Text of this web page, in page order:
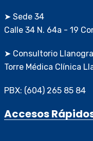
➤ Sede 34
Calle 34 N. 64a - 19
➤ Consultorio
Torre Médica Clínica
PBX: (604) 265 85 84
Accesos